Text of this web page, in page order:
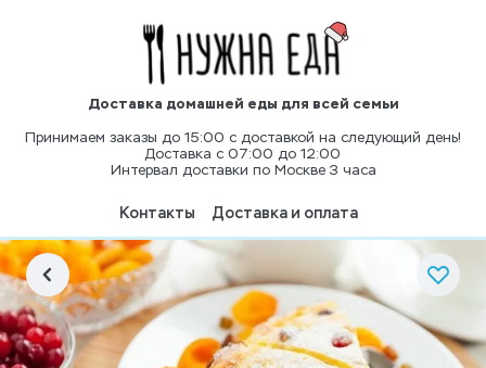
Доставка домашней еды для всей семьи
Принимаем заказы до 15:00 с доставкой на следующий день!
Доставка с 07:00 до 12:00
Интервал доставки по Москве 3 часа
Контакты Доставка и оплата